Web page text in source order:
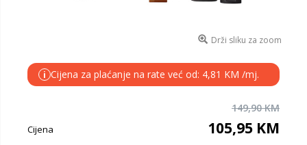
Drži sliku za zoom
i Cijena za plaćanje na rate već od: 4,81 KM /mj.
149,90 KM
Cijena 105,95 KM